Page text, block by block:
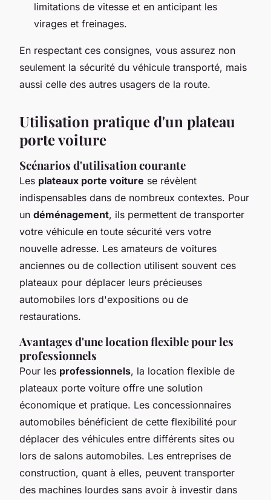
limitations de vitesse et en anticipant les
virages et freinages.
En respectant ces consignes, vous assurez non
seulement la sécurité du véhicule transporté, mais
aussi celle des autres usagers de la route.
Utilisation pratique d'un plateau
porte voiture
Scénarios d'utilisation courante
Les plateaux porte voiture se révèlent
indispensables dans de nombreux contextes. Pour
un déménagement, ils permettent de transporter
votre véhicule en toute sécurité vers votre
nouvelle adresse. Les amateurs de voitures
anciennes ou de collection utilisent souvent ces
plateaux pour déplacer leurs précieuses
automobiles lors d'expositions ou de
restaurations.
Avantages d'une location flexible pour les
professionnels
Pour les professionnels, la location flexible de
plateaux porte voiture offre une solution
économique et pratique. Les concessionnaires
automobiles bénéficient de cette flexibilité pour
déplacer des véhicules entre différents sites ou
lors de salons automobiles. Les entreprises de
construction, quant à elles, peuvent transporter
des machines lourdes sans avoir à investir dans